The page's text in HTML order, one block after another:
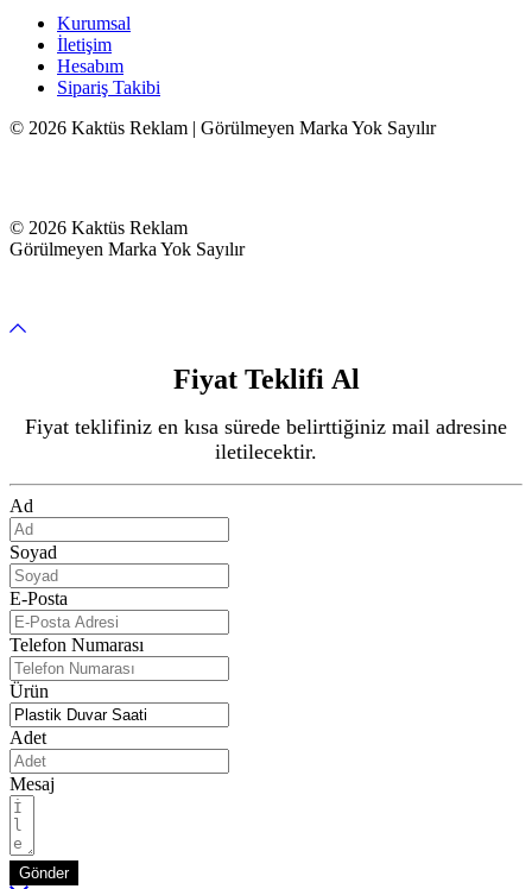
Kurumsal
İletişim
Hesabım
Sipariş Takibi
© 2026 Kaktüs Reklam | Görülmeyen Marka Yok Sayılır
© 2026 Kaktüs Reklam
Görülmeyen Marka Yok Sayılır
Fiyat Teklifi Al
Fiyat teklifiniz en kısa sürede belirttiğiniz mail adresine
iletilecektir.
Ad
Soyad
E-Posta
Telefon Numarası
Ürün
Adet
Mesaj
Gönder